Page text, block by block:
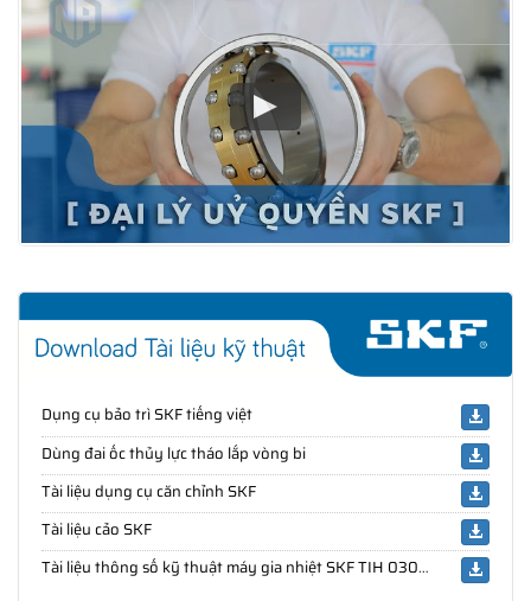
Dụng cụ bảo trì SKF tiếng việt
Dùng đai ốc thủy lực tháo lắp vòng bi
Tài liệu dụng cụ căn chỉnh SKF
Tài liệu cảo SKF
Tài liệu thông số kỹ thuật máy gia nhiệt SKF TIH 030m/230V